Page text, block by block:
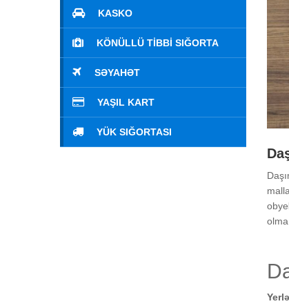
KASKO
KÖNÜLLÜ TIBBI SIĞORTA
SƏYAHƏT
YAŞIL KART
YÜK SIĞORTASI